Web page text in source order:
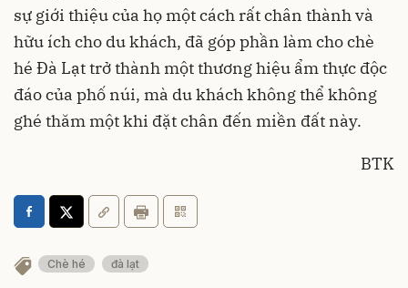
sự giới thiệu của họ một cách rất chân thành và
hữu ích cho du khách, đã góp phần làm cho chè
hé Đà Lạt trở thành một thương hiệu ẩm thực độc
đáo của phố núi, mà du khách không thể không
ghé thăm một khi đặt chân đến miền đất này.
BTK
Chè hé đà lạt